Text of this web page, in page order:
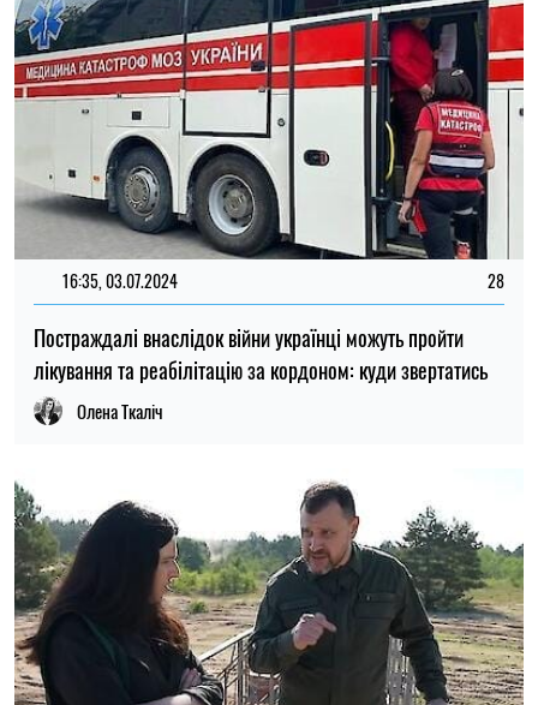
16:35, 03.07.2024 28
Постраждалі внаслідок війни українці можуть пройти
лікування та реабілітацію за кордоном: куди звертатись
Олена Ткаліч